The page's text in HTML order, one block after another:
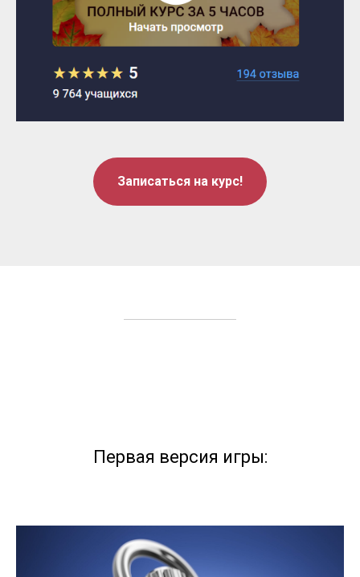
Записаться на курс!
Первая версия игры: